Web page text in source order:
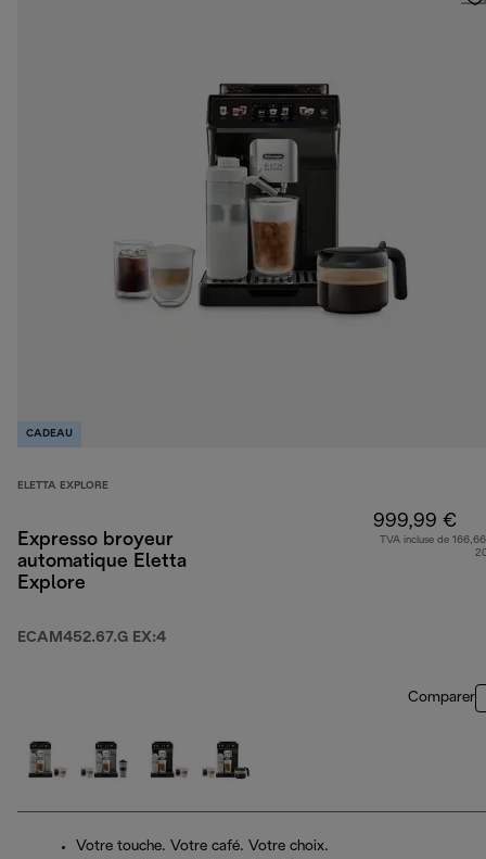
CADEAU
ELETTA EXPLORE
Expresso broyeur
automatique Eletta
Explore
ECAM452.67.G EX:4
999,99 €
TVA incluse de
Comparer
Votre touche. Votre café. Votre choix.